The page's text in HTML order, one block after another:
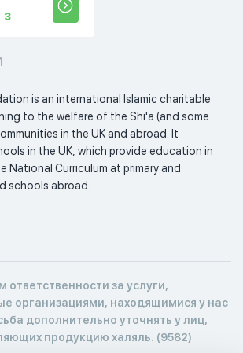
3
is an international Islamic charitable
to the welfare of the Shi'a (and some
in the UK and abroad. It
in the UK, which provide education in
National Curriculum at primary and
schools abroad.
ответственности за услуги,
организациями, находящимися у нас
дополнительно уточнять у лиц,
продукцию халяль. (9582)